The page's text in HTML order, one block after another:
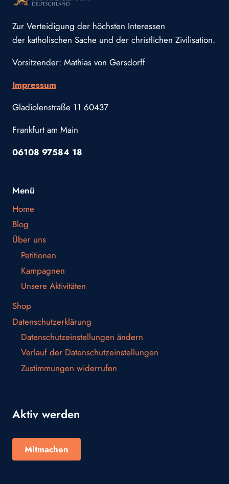
Zur Verteidigung der höchsten Interessen
der katholischen Sache und der christlichen Zivilisation.
Vorsitzender: Mathias von Gersdorff
Impressum
Gladiolenstraße 11 60437
Frankfurt am Main
06108 97584 18
Menü
Home
Blog
Über uns
Petitionen
Kampagnen
Unsere Aktivitäten
Shop
Datenschutzerklärung
Datenschutzeinstellungen ändern
Verlauf der Datenschutzeinstellungen
Zustimmungen widerrufen
Aktiv werden
Mitmachen